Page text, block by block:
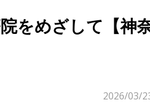
をめざして【神
2026/03/